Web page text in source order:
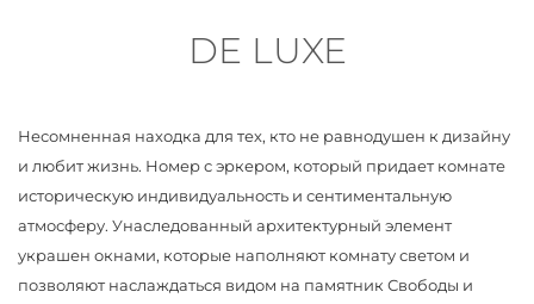
DE LUXE
Несомненная находка для тех, кто не равнодушен к дизайну
и любит жизнь. Номер с эркером, который придает комнате
историческую индивидуальность и сентиментальную
атмосферу. Унаследованный архитектурный элемент
украшен окнами, которые наполняют комнату светом и
позволяют наслаждаться видом на памятник Свободы и